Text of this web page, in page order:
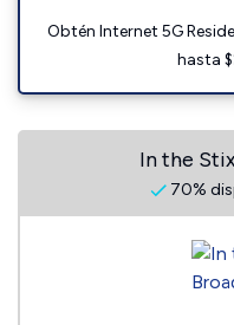
Obtén Internet 5G
hasta
In the
70%